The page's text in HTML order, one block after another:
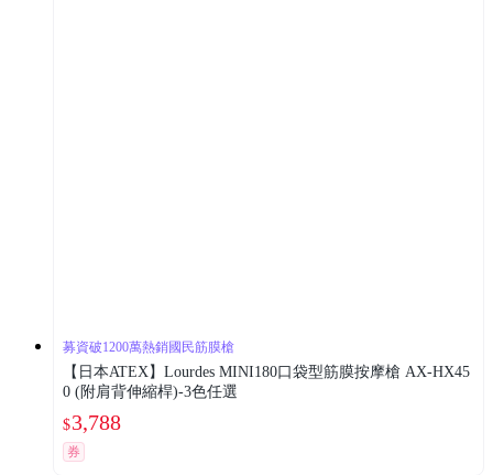
募資破1200萬熱銷國民筋膜槍
【日本ATEX】Lourdes MINI180口袋型筋膜按摩槍 AX-HX45
0 (附肩背伸縮桿)-3色任選
$3,788
券